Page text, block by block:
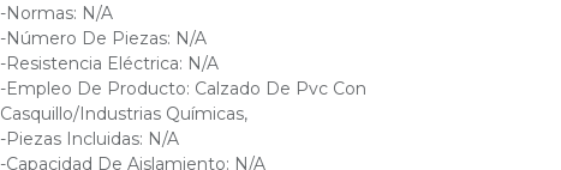
-Normas: N/A
-Número De Piezas: N/A
-Resistencia Eléctrica: N/A
-Empleo De Producto: Calzado De Pvc Con
Casquillo/Industrias Químicas,
-Piezas Incluidas: N/A
-Capacidad De Aislamiento: N/A